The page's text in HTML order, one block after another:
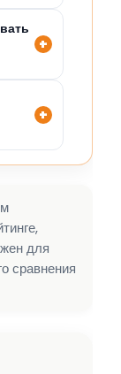
для
сравнения